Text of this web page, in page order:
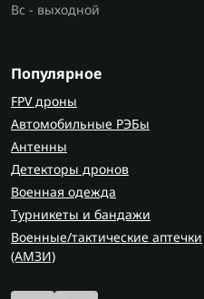
Вс - выходной
Популярное
FPV дроны
Автомобильные РЭБы
Антенны
Детекторы дронов
Военная одежда
Турникеты и бандажи
Военные/тактические аптечки
(AMЗИ)